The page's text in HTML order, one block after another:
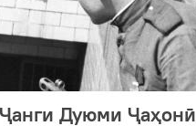
Дуюми Ҷаҳонӣ